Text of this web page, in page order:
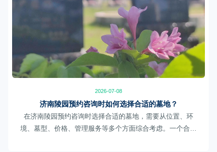
2026-07-08
济南陵园预约咨询时如何选择合适的墓地？
在济南陵园预约咨询时选择合适的墓地，需要从位置、环
境、墓型、价格、管理服务等多个方面综合考虑。一个合适